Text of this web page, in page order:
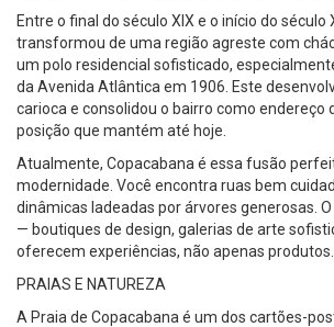
Entre o final do século XIX e o início do século
transformou de uma região agreste com
um polo residencial sofisticado,
da Avenida Atlântica em 1906. Este
carioca e consolidou o bairro como endereço
posição que mantém até hoje.
Atualmente, Copacabana é essa fusão
modernidade. Você encontra ruas bem
dinâmicas ladeadas por árvores generosas.
— boutiques de design, galerias de arte
oferecem experiências, não apenas produtos.
PRAIAS E NATUREZA
A Praia de Copacabana é um dos cartões-